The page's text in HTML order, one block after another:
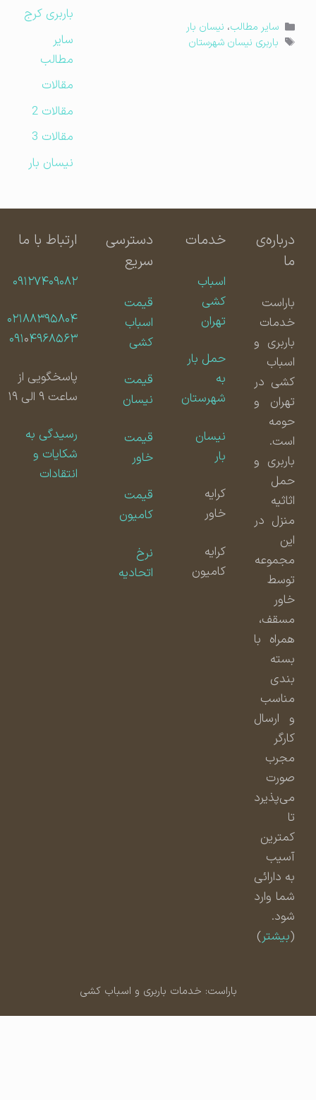
دسته‌ها
سایر مطالب،نیسان بار
برچسب‌ها
باربری نیسان شهرستان
باربری کرج
مطالب
مقالات
مقالات 2
مقالات 3
نیسان بار
درباره‌ی
باراست
خدمات
باربری و
اسباب
کشی در
تهران و
حومه
است.
باربری و
حمل
اثاثیه
منزل در
مجموعه
توسط
مسقف،
همراه با
بسته
بندی
مناسب
و ارسال
مجرب
صورت
می‌پذیرد
کمترین
آسیب
به دارائی
شما وارد
شود.
بیشتر)
خدمات
اسباب
کشی
تهران
حمل بار
شهرستان
نیسان
کامیون
دسترسی
سریع
قیمت
اسباب
کشی
قیمت
نیسان
قیمت
قیمت
کامیون
اتحادیه
ارتباط با ما
۰۹۱۲۷۴۰۹۰۸۲
۰۲۱۸۸۳۹۵۸۰۴
۰۹۱۰۴۹۶۸۵۶۳
پاسخگویی از
ساعت ۹ الی ۱۹
رسیدگی به
شکایات و
انتقادات
باراست: خدمات باربری و اسباب کشی